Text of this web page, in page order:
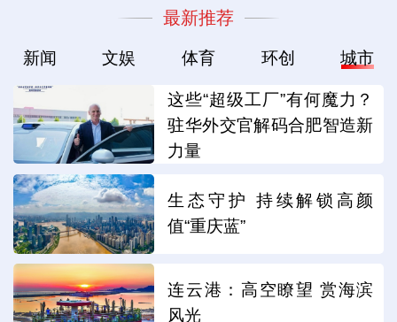
最新推荐
新闻 文娱 体育 环创 城市
这些“超级工厂”有何魔力？
驻华外交官解码合肥智造新
力量
生态守护 持续解锁高颜
值“重庆蓝”
连云港：高空瞭望 赏海滨
风光